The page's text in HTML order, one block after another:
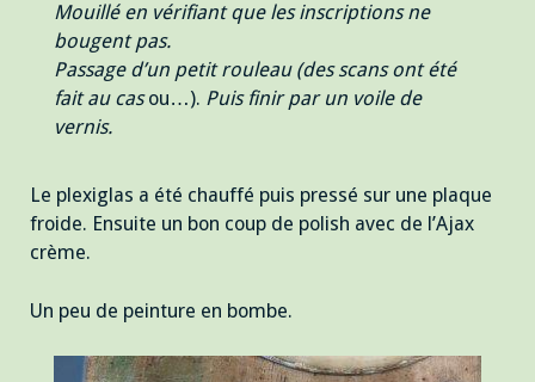
Mouillé en vérifiant que les inscriptions ne
bougent pas.
Passage d’un petit rouleau (des scans ont été
fait au casou…). Puis finir par un voile de
vernis.
Le plexiglas a été chauffé puis pressé sur une plaque
froide. Ensuite un bon coup de polish avec de l’Ajax
crème.
Un peu de peinture en bombe.